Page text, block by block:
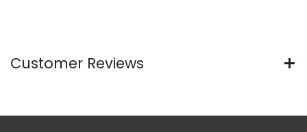
Customer Reviews